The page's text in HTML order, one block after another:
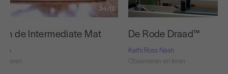
34:12
de Intermediate Mat
leren
De Rode Draad™
Kathi Ross Nash
Observeren en leren